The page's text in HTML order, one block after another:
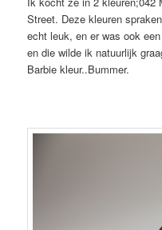
Street. Deze kleuren
echt leuk, en er was ook
en die wilde ik natuurlijk
Barbie kleur..Bummer.